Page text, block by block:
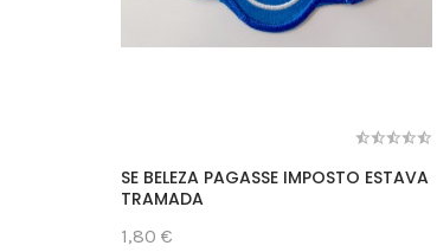
SE BELEZA PAGASSE IMPOSTO ESTAVA
TRAMADA
1,80 €